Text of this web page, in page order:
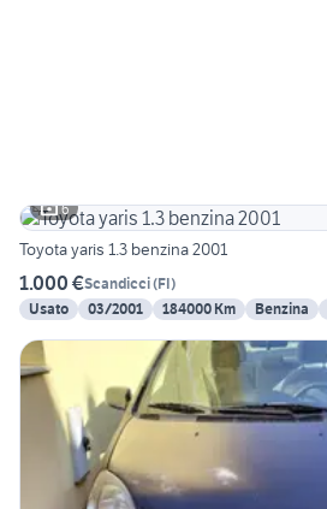
6
Toyota yaris 1.3 benzina 2001
1.000 €Scandicci(FI)
Usato
03/2001 184000 Km Benzina